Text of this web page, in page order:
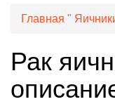
Главная "
Рак